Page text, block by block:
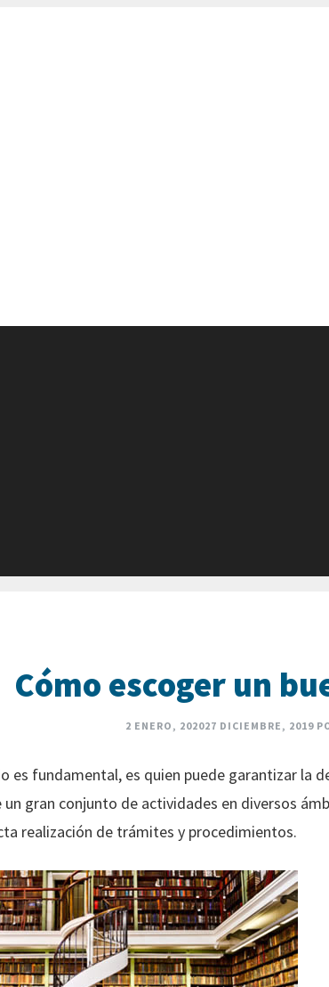
Cómo escoger un
2 ENERO, 202027 DICIEMBRE, 2019
es fundamental, es quien puede garantizar la
gran conjunto de actividades en diversos
realización de trámites y procedimientos.